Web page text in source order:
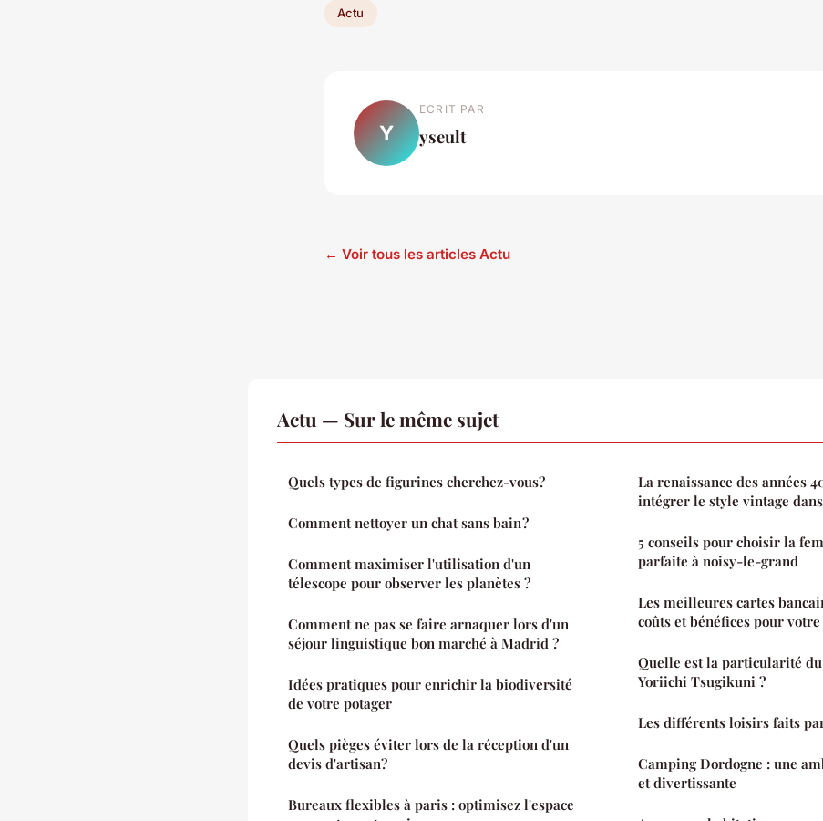
Actu
Y
ECRIT PAR
yseult
← Voir tous les articles Actu
Actu — Sur le même sujet
Quels types de figurines cherchez-vous?
Comment nettoyer un chat sans bain ?
Comment maximiser l'utilisation d'un
télescope pour observer les planètes ?
Comment ne pas se faire arnaquer lors d'un
séjour linguistique bon marché à Madrid ?
Idées pratiques pour enrichir la biodiversité
de votre potager
Quels pièges éviter lors de la réception d'un
devis d'artisan?
Bureaux flexibles à paris : optimisez l'espace
La renaissance des années
intégrer le style vintage
5 conseils pour choisir la
parfaite à noisy-le-grand
Les meilleures cartes
coûts et bénéfices pour
Quelle est la particularité
Yoriichi Tsugikuni ?
Les différents loisirs faits
Camping Dordogne : une
et divertissante